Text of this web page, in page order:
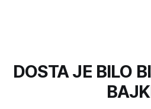
DOSTA JE BILO